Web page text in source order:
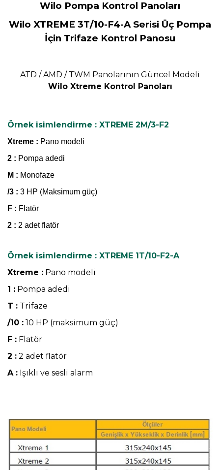
Wilo Pompa Kontrol Panoları
Wilo XTREME 3T/10-F4-A Serisi Üç Pompa
İçin Trifaze Kontrol Panosu
ATD / AMD / TWM Panolarının Güncel Modeli
Wilo Xtreme Kontrol Panoları
Örnek isimlendirme : XTREME 2M/3-F2
Xtreme : Pano modeli
2 : Pompa adedi
M : Monofaze
/3 : 3 HP (Maksimum güç)
F : Flatör
2 : 2 adet flatör
Örnek isimlendirme : XTREME 1T/10-F2-A
Xtreme : Pano modeli
1 : Pompa adedi
T : Trifaze
/10 : 10 HP (maksimum güç)
F : Flatör
2 : 2 adet flatör
A : Işıklı ve sesli alarm